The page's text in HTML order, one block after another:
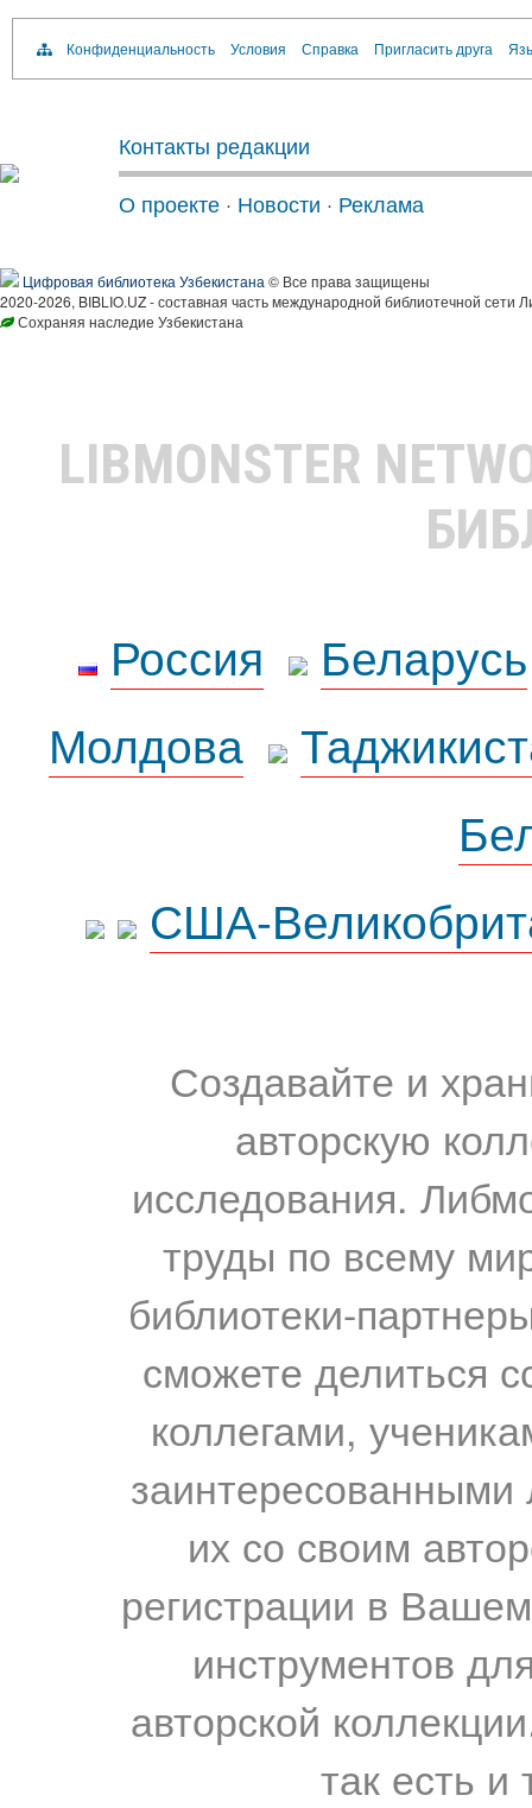
Конфиденциальность Условия Справка Пригласить друга
Контакты редакции
О проекте · Новости · Реклама
Цифровая библиотека Узбекистана © Все права защищены
2020-2026, BIBLIO.UZ - составная часть международной библиотечной сети
Сохраняя наследие Узбекистана
LIBMONSTER
Россия
Беларусь
Молдова
США-
Создавайте и
авторскую
исследования.
труды по всему
библиотеки-
сможете делиться
коллегами,
их со своим
регистрации в
инструментов
авторской
так есть и